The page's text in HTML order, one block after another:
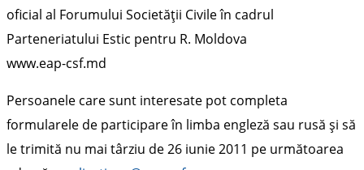
oficial al Forumului Societăţii Civile în cadrul
Parteneriatului Estic pentru R. Moldova
www.eap-csf.md
Persoanele care sunt interesate pot completa
formularele de participare în limba engleză sau rusă şi să
le trimită nu mai târziu de 26 iunie 2011 pe următoarea